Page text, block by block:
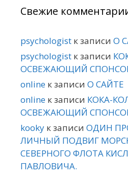
Свежие
psychologist к записи О
psychologist к записи
ОСВЕЖАЮЩИЙ
online к записи О САЙТЕ
online к записи КОКА-
ОСВЕЖАЮЩИЙ
kooky к записи ОДИН
ЛИЧНЫЙ ПОДВИГ
СЕВЕРНОГО ФЛОТА
ПАВЛОВИЧА.